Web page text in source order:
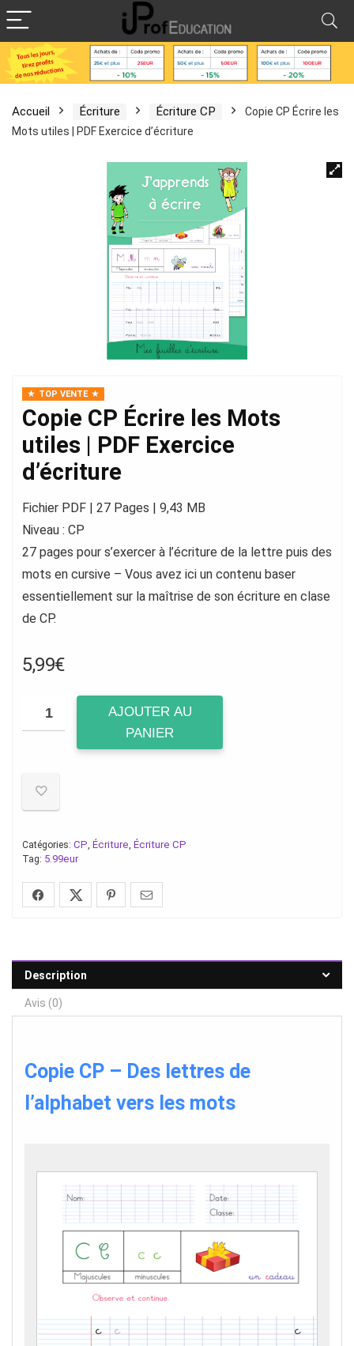
Accueil Écriture Écriture CP
Copie CP Écrire les
Mots utiles | PDF Exercice d’écriture
TOP VENTE
Copie CP Écrire les Mots
utiles | PDF Exercice
d’écriture
Fichier PDF | 27 Pages | 9,43 MB
Niveau : CP
27 pages pour s’exercer à l’écriture de la lettre puis des
mots en cursive – Vous avez ici un contenu baser
essentiellement sur la maîtrise de son écriture en clase
de CP.
5,99€
AJOUTER AU
PANIER
Catégories: CP, Écriture, Écriture CP
Tag: 5.99eur
Description
Avis (0)
Copie CP – Des lettres de
l’alphabet vers les mots